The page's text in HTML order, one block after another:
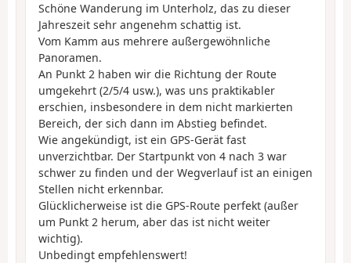
Schöne Wanderung im Unterholz, das zu dieser
Jahreszeit sehr angenehm schattig ist.
Vom Kamm aus mehrere außergewöhnliche
Panoramen.
An Punkt 2 haben wir die Richtung der Route
umgekehrt (2/5/4 usw.), was uns praktikabler
erschien, insbesondere in dem nicht markierten
Bereich, der sich dann im Abstieg befindet.
Wie angekündigt, ist ein GPS-Gerät fast
unverzichtbar. Der Startpunkt von 4 nach 3 war
schwer zu finden und der Wegverlauf ist an einigen
Stellen nicht erkennbar.
Glücklicherweise ist die GPS-Route perfekt (außer
um Punkt 2 herum, aber das ist nicht weiter
wichtig).
Unbedingt empfehlenswert!